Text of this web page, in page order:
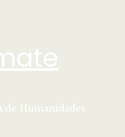
Humanidades